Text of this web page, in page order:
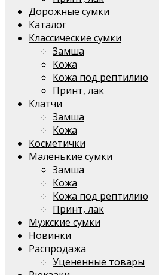
Дорожные сумки
Каталог
Классические сумки
Замша
Кожа
Кожа под рептилию
Принт, лак
Клатчи
Замша
Кожа
Косметички
Маленькие сумки
Замша
Кожа
Кожа под рептилию
Принт, лак
Мужские сумки
Новинки
Распродажа
Уцененные товары